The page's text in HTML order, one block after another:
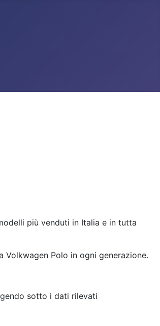
più venduti in Italia e in tutta
Polo in ogni generazione.
sotto i dati rilevati